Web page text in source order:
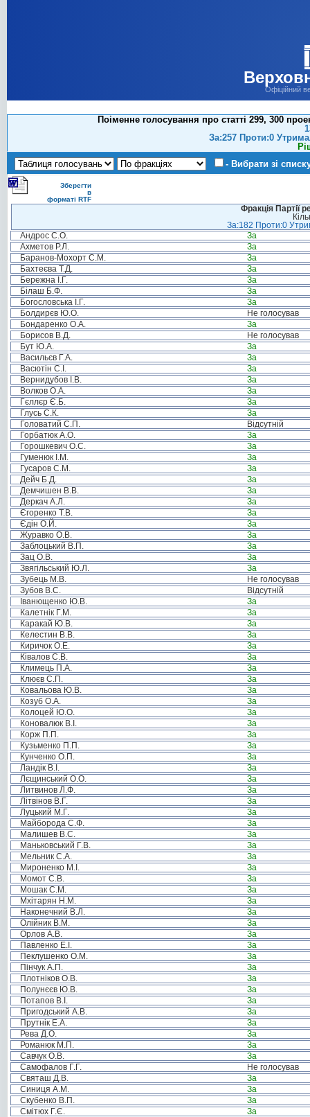
Офіційний
Поіменне голосування про статті 299, 300
За:257 Проти:0
- Вибрати зі
Зберегти
в
форматі RTF
Фракція Партії
За:182 Проти:0
Андрос С.О.
За
Ахметов Р.Л.
За
Баранов-Мохорт С.М.
За
Бахтеєва Т.Д.
За
Бережна І.Г.
За
Білаш Б.Ф.
За
Богословська І.Г.
За
Болдирєв Ю.О.
Не голосував
Бондаренко О.А.
За
Борисов В.Д.
Не голосував
Бут Ю.А.
За
Васильєв Г.А.
За
Васютін С.І.
За
Вернидубов І.В.
За
Волков О.А.
За
Гєллєр Є.Б.
За
Глусь С.К.
За
Головатий С.П.
Відсутній
Горбатюк А.О.
За
Горошкевич О.С.
За
Гуменюк І.М.
За
Гусаров С.М.
За
Дейч Б.Д.
За
Демчишен В.В.
За
Деркач А.Л.
За
Єгоренко Т.В.
За
Єдін О.Й.
За
Журавко О.В.
За
Заблоцький В.П.
За
Зац О.В.
За
Звягільський Ю.Л.
За
Зубець М.В.
Не голосував
Зубов В.С.
Відсутній
Іванющенко Ю.В.
За
Калетнік Г.М.
За
Каракай Ю.В.
За
Келестин В.В.
За
Киричок О.Е.
За
Ківалов С.В.
За
Климець П.А.
За
Клюєв С.П.
За
Ковальова Ю.В.
За
Козуб О.А.
За
Колоцей Ю.О.
За
Коновалюк В.І.
За
Корж П.П.
За
Кузьменко П.П.
За
Кунченко О.П.
За
Ландік В.І.
За
Лєщинський О.О.
За
Литвинов Л.Ф.
За
Літвінов В.Г.
За
Луцький М.Г.
За
Майборода С.Ф.
За
Малишев В.С.
За
Маньковський Г.В.
За
Мельник С.А.
За
Мироненко М.І.
За
Момот С.В.
За
Мошак С.М.
За
Мхітарян Н.М.
За
Наконечний В.Л.
За
Олійник В.М.
За
Орлов А.В.
За
Павленко Е.І.
За
Пеклушенко О.М.
За
Пінчук А.П.
За
Плотніков О.В.
За
Полунєєв Ю.В.
За
Потапов В.І.
За
Пригодський А.В.
За
Прутнік Е.А.
За
Рева Д.О.
За
Романюк М.П.
За
Савчук О.В.
За
Самофалов Г.Г.
Не голосував
Святаш Д.В.
За
Синиця А.М.
За
Скубенко В.П.
За
Смітюх Г.Є.
За